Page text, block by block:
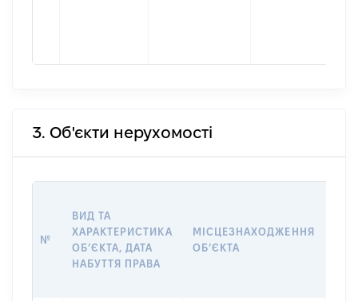
3. Об'єкти нерухомості
№
ВИД ТА
ХАРАКТЕРИСТИКА
ОБʼЄКТА, ДАТА
НАБУТТЯ ПРАВА
МІСЦЕЗНАХОДЖЕННЯ
ОБʼЄКТА